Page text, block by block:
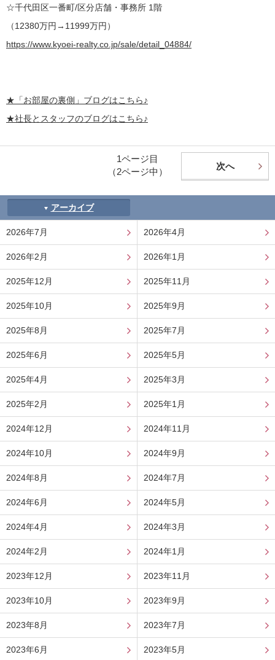
☆千代田区一番町/区分店舗・事務所 1階
（12380万円→11999万円）
https://www.kyoei-realty.co.jp/sale/detail_04884/
★ 「お部屋の裏側」 ブログはこちら♪
★社長とスタッフのブログはこちら♪
次へ
1ページ目
（2ページ中）
アーカイブ
2026年7月 2026年4月
2026年2月 2026年1月
2025年12月 2025年11月
2025年10月 2025年9月
2025年8月 2025年7月
2025年6月 2025年5月
2025年4月 2025年3月
2025年2月 2025年1月
2024年12月 2024年11月
2024年10月 2024年9月
2024年8月 2024年7月
2024年6月 2024年5月
2024年4月 2024年3月
2024年2月 2024年1月
2023年12月 2023年11月
2023年10月 2023年9月
2023年8月 2023年7月
2023年6月 2023年5月